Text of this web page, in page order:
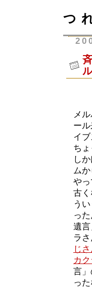
つ
メ
ー
イ
ち
し
ム
や
古
う
っ
遺
ラ
じさ
カ
言
っ